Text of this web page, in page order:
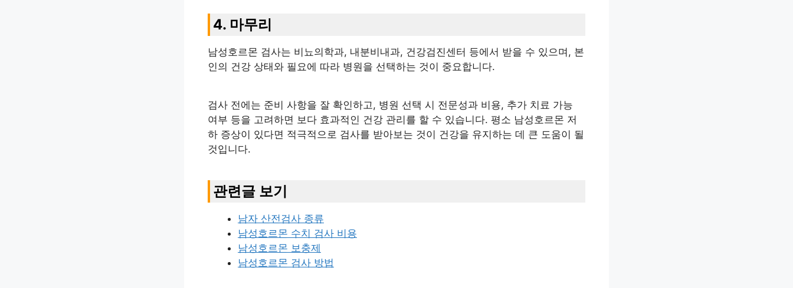
4. 마무리
남성호르몬 검사는 비뇨의학과, 내분비내과, 건강검진센터 등에서 받을 수 있으며, 본
인의 건강 상태와 필요에 따라 병원을 선택하는 것이 중요합니다.
검사 전에는 준비 사항을 잘 확인하고, 병원 선택 시 전문성과 비용, 추가 치료 가능
여부 등을 고려하면 보다 효과적인 건강 관리를 할 수 있습니다. 평소 남성호르몬 저
하 증상이 있다면 적극적으로 검사를 받아보는 것이 건강을 유지하는 데 큰 도움이 될
것입니다.
관련글 보기
남자 산전검사 종류
남성호르몬 수치 검사 비용
남성호르몬 보충제
남성호르몬 검사 방법